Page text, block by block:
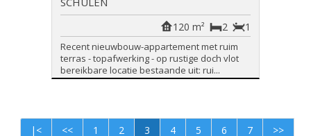
1
2
120 m²
Recent nieuwbouw-appartement met ruim
terras - topafwerking - op rustige doch vlot
bereikbare locatie bestaande uit: rui...
|< << 1 2 3 4 5 6 7 >>